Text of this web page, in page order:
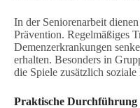
In der Seniorenarbeit
Prävention. Regelmäßiges
Demenzerkrankungen
erhalten. Besonders in
die Spiele zusätzlich
Praktische Durchführung